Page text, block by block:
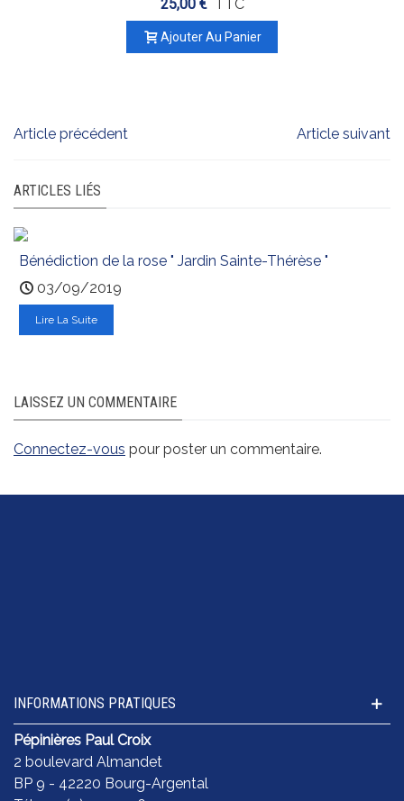
25,00 € TTC
Ajouter Au Panier
Article précédent Article suivant
ARTICLES LIÉS
Bénédiction de la rose " Jardin Sainte-Thérèse "
03/09/2019
Lire La Suite
LAISSEZ UN COMMENTAIRE
Connectez-vous pour poster un commentaire.
INFORMATIONS PRATIQUES
Pépinières Paul Croix
2 boulevard Almandet
BP 9 - 42220 Bourg-Argental